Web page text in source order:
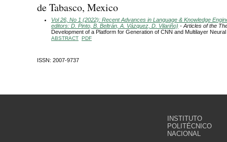
de Tabasco, Mexico
Vol 26, No 1 (2022): Recent Advances in Language & Knowledge
editors: D. Pinto, B. Beltrán, A. Vázquez, D. Vilariño) - Articles of the
Development of a Platform for Generation of CNN and Multilayer
ABSTRACT PDF
ISSN: 2007-9737
INSTITUTO
POLITÉCNICO
NACIONAL